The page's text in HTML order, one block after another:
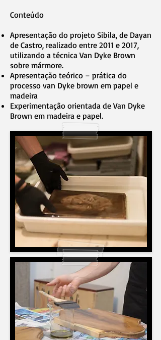
Conteúdo
Apresentação do projeto Sibila, de Dayan
de Castro, realizado entre 2011 e 2017,
utilizando a técnica Van Dyke Brown
sobre mármore.
Apresentação teórico – prática do
processo van Dyke brown em papel e
madeira
Experimentação orientada de Van Dyke
Brown em madeira e papel.